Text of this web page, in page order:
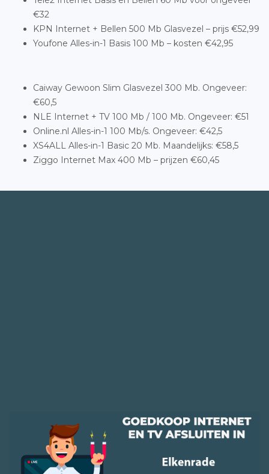
€32
KPN Internet + Bellen 500 Mb Glasvezel – prijs €52,99
Youfone Alles-in-1 Basis 100 Mb – kosten €42,95
Caiway Gewoon Slim Glasvezel 300 Mb. Ongeveer:
€60,5
NLE Internet + TV 100 Mb / 100 Mb. Ongeveer: €51
Online.nl Alles-in-1 100 Mb/s. Ongeveer: €42,5
XS4ALL Alles-in-1 Basic 20 Mb. Maandelijks: €58,5
Ziggo Internet Max 400 Mb – prijzen €60,45